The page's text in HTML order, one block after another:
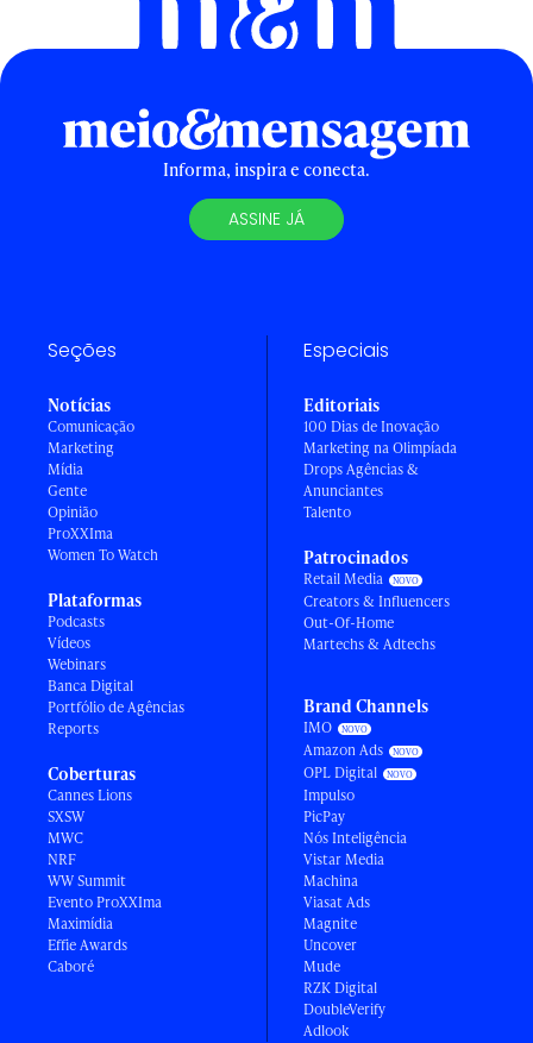
Informa, inspira e conecta.
ASSINE JÁ
Seções
Notícias
Comunicação
Marketing
Mídia
Gente
Opinião
ProXXIma
Women To Watch
Plataformas
Podcasts
Vídeos
Webinars
Banca Digital
Portfólio de Agências
Reports
Coberturas
Cannes Lions
SXSW
MWC
NRF
WW Summit
Evento ProXXIma
Maximídia
Effie Awards
Caboré
Especiais
Editoriais
100 Dias de Inovação
Marketing na Olimpíada
Drops Agências &
Anunciantes
Talento
Patrocinados
Retail Media
Creators & Influencers
Out-Of-Home
Martechs & Adtechs
Brand Channels
IMO
Amazon Ads
OPL Digital
Impulso
PicPay
Nós Inteligência
Vistar Media
Machina
Viasat Ads
Magnite
Uncover
Mude
RZK Digital
DoubleVerify
Adlook